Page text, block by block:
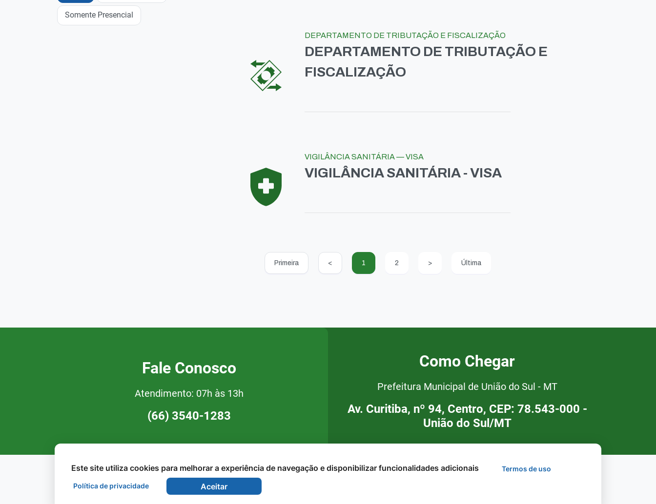
Somente Presencial
DEPARTAMENTO DE TRIBUTAÇÃO E FISCALIZAÇÃO
DEPARTAMENTO DE TRIBUTAÇÃO E
FISCALIZAÇÃO
VIGILÂNCIA SANITÁRIA — VISA
VIGILÂNCIA SANITÁRIA - VISA
Primeira < 1 2 > Última
Fale Conosco
Atendimento: 07h às 13h
(66) 3540-1283
Como Chegar
Prefeitura Municipal de União do Sul - MT
Av. Curitiba, nº 94, Centro, CEP: 78.543-000 -
União do Sul/MT
©2026 - Todos os direitos reservados.
Este site utiliza cookies para melhorar a experiência de navegação e disponibilizar funcionalidades adicionais Termos de uso
Política de privacidade Aceitar